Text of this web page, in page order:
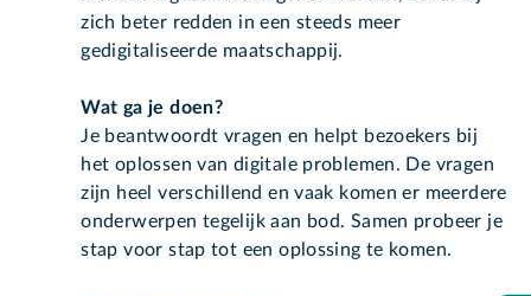
zich beter redden in een steeds meer
gedigitaliseerde maatschappij.
Wat ga je doen?
Je beantwoordt vragen en helpt bezoekers bij
het oplossen van digitale problemen. De vragen
zijn heel verschillend en vaak komen er meerdere
onderwerpen tegelijk aan bod. Samen probeer je
stap voor stap tot een oplossing te komen.